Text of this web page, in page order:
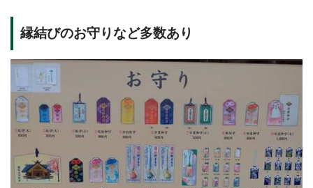
縁結びのお守りなど多数あり